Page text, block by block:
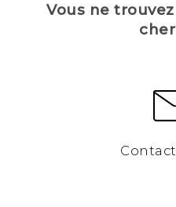
Vous ne